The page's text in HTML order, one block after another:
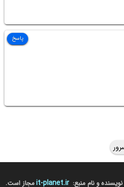
پاسخ
و نام منبع: it-planet.irمجاز است.